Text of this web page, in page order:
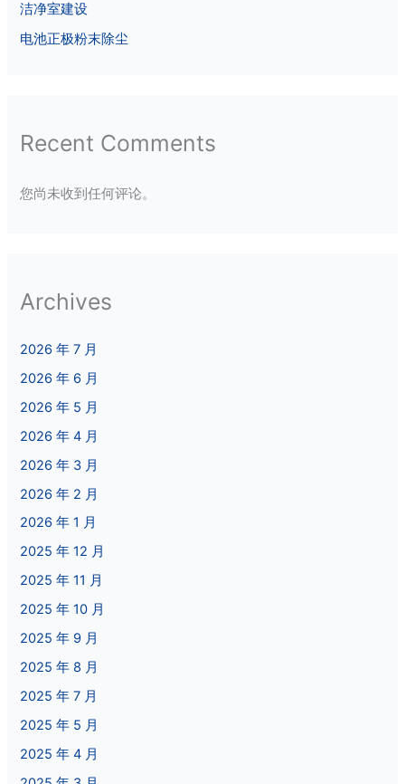
洁净室建设
电池正极粉末除尘
Recent Comments
您尚未收到任何评论。
Archives
2026 年 7 月
2026 年 6 月
2026 年 5 月
2026 年 4 月
2026 年 3 月
2026 年 2 月
2026 年 1 月
2025 年 12 月
2025 年 11 月
2025 年 10 月
2025 年 9 月
2025 年 8 月
2025 年 7 月
2025 年 5 月
2025 年 4 月